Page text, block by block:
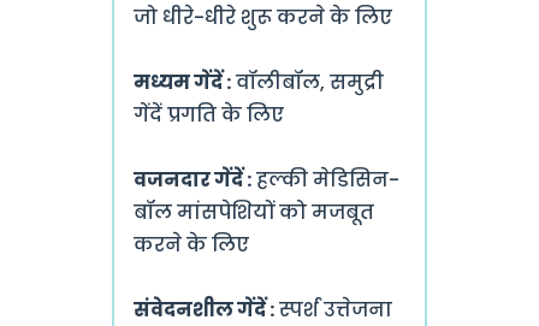
जो धीरे-धीरे शुरू करने के लिए
मध्यम गेंदें :वॉलीबॉल, समुद्री
गेंदें प्रगति के लिए
वजनदार गेंदें :हल्की मेडिसिन-
बॉल मांसपेशियों को मजबूत
करने के लिए
संवेदनशील गेंदें :स्पर्श उत्तेजना